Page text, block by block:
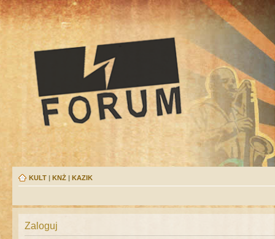
KULT | KNŻ | KAZIK
Zaloguj